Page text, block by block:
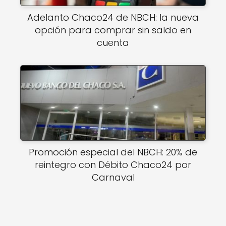
Adelanto Chaco24 de NBCH: la nueva
opción para comprar sin saldo en
cuenta
Promoción especial del NBCH: 20% de
reintegro con Débito Chaco24 por
Carnaval